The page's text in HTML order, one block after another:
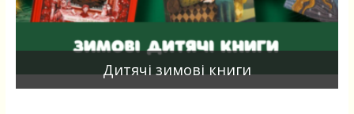
Дитячі зимові книги